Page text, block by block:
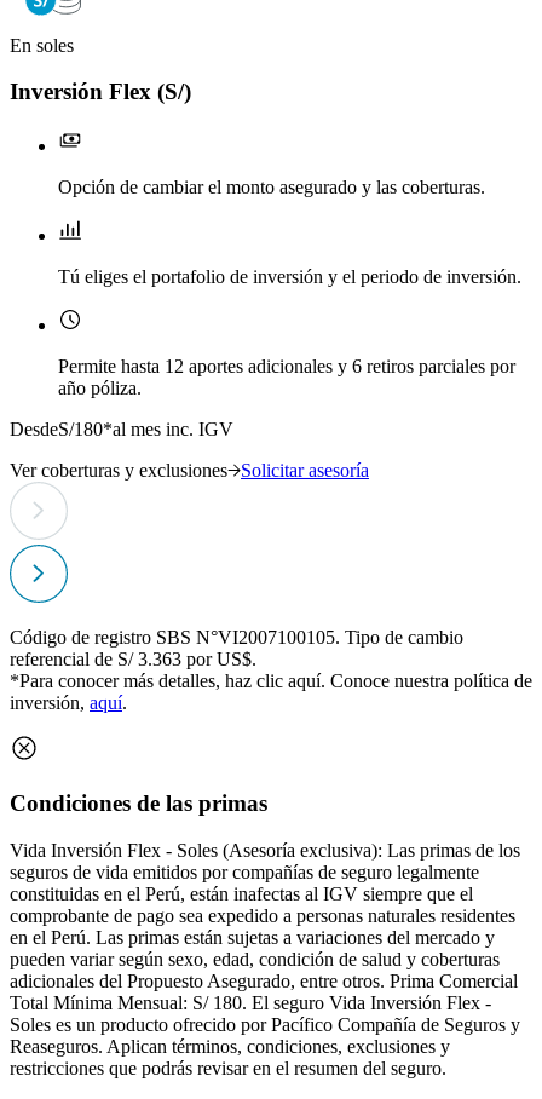
En soles
Inversión Flex (S/)
Opción de cambiar el monto asegurado y las coberturas.
Tú eliges el portafolio de inversión y el periodo de inversión.
Permite hasta 12 aportes adicionales y 6 retiros parciales por
año póliza.
DesdeS/180*al mes inc. IGV
Ver coberturas y exclusiones
Solicitar asesoría
Código de registro SBS N°VI2007100105. Tipo de cambio
referencial de S/ 3.363 por US$.
*Para conocer más detalles, haz clic aquí. Conoce nuestra política de
inversión, aquí.
Condiciones de las primas
Vida Inversión Flex - Soles (Asesoría exclusiva): Las primas de los
seguros de vida emitidos por compañías de seguro legalmente
constituidas en el Perú, están inafectas al IGV siempre que el
comprobante de pago sea expedido a personas naturales residentes
en el Perú. Las primas están sujetas a variaciones del mercado y
pueden variar según sexo, edad, condición de salud y coberturas
adicionales del Propuesto Asegurado, entre otros. Prima Comercial
Total Mínima Mensual: S/ 180. El seguro Vida Inversión Flex -
Soles es un producto ofrecido por Pacífico Compañía de Seguros y
Reaseguros. Aplican términos, condiciones, exclusiones y
restricciones que podrás revisar en el resumen del seguro.